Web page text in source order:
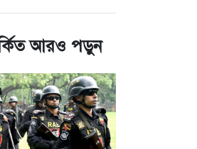
আরও পড়ুন